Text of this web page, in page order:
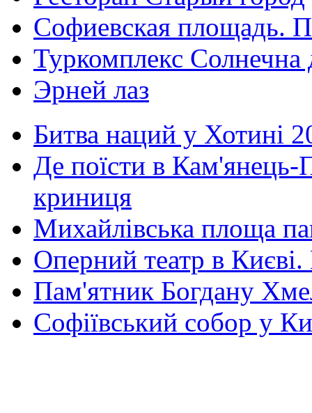
Софиевская площадь.
Туркомплекс Солнечна
Эрней лаз
Битва наций у Хотині
Де поїсти в Кам'янець-
криниця
Михайлівська площа
Оперний театр в
Пам'ятник Богдану
Софіївський собор у